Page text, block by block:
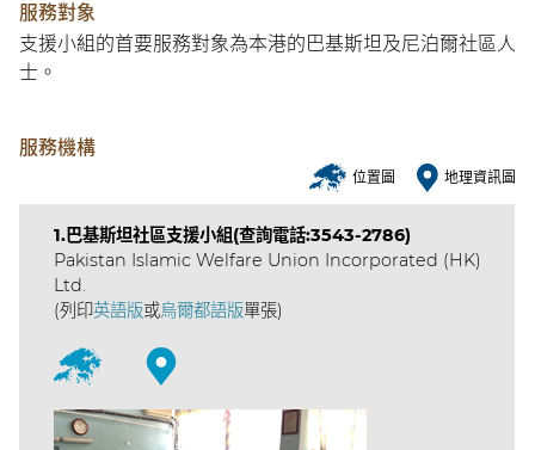
服務對象
支援小組的首要服務對象為本港的巴基斯坦及尼泊爾社區人
士。
服務機構
位置圖 地理資訊圖
1.巴基斯坦社區支援小組(查詢電話:3543-2786)
Pakistan Islamic Welfare Union Incorporated (HK)
Ltd.
(列印英語版或烏爾都語版單張)